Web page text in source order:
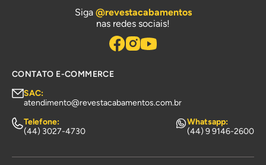
Siga @revestacabamentos
nas redes sociais!
CONTATO E-COMMERCE
SAC:
atendimento@revestacabamentos.com.br
Telefone:
(44) 3027-4730
Whatsapp:
(44) 9 9146-2600